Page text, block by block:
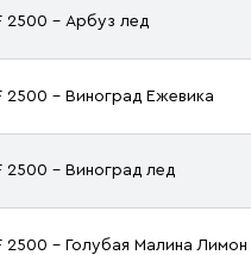
2500 - Арбуз лед
2500 - Виноград Ежевика
2500 - Виноград лед
2500 - Голубая Малина Лимон